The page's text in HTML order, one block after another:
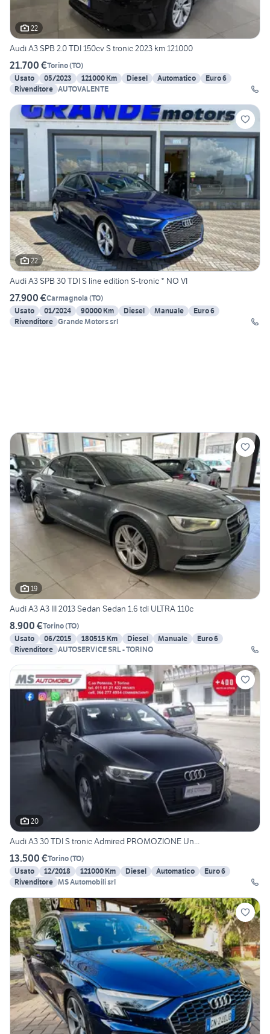
22
Audi A3 SPB 2.0 TDI 150cv S tronic 2023 km 121000
21.700 €Torino(TO)
Usato
05/2023 121000 Km Diesel Automatico
Euro 6
Rivenditore AUTOVALENTE
22
Audi A3 SPB 30 TDI S line edition S-tronic * NO VI
27.900 €Carmagnola (TO)
Usato
01/2024 90000 Km Diesel Manuale
Euro 6
Rivenditore Grande Motors srl
19
Audi A3 A3 III 2013 Sedan Sedan 1.6 tdi ULTRA 110c
8.900 €Torino(TO)
Usato
06/2015 180515 Km Diesel Manuale
Euro 6
Rivenditore AUTOSERVICE SRL - TORINO
20
Audi A3 30 TDI S tronic Admired PROMOZIONE Un...
13.500 €Torino(TO)
Usato
12/2018 121000 Km Diesel Automatico
Euro 6
Rivenditore MS Automobili srl